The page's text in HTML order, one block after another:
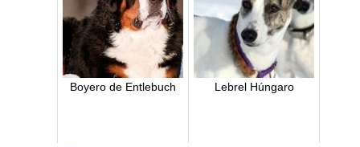
Boyero de Entlebuch Lebrel Húngaro